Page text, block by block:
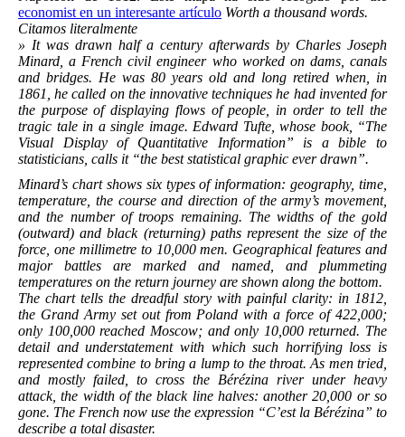
economist en un interesante artículo Worth a thousand words.
Citamos literalmente
» It was drawn half a century afterwards by Charles Joseph
Minard, a French civil engineer who worked on dams, canals
and bridges. He was 80 years old and long retired when, in
1861, he called on the innovative techniques he had invented for
the purpose of displaying flows of people, in order to tell the
tragic tale in a single image. Edward Tufte, whose book, “The
Visual Display of Quantitative Information” is a bible to
statisticians, calls it “the best statistical graphic ever drawn”.
Minard’s chart shows six types of information: geography, time,
temperature, the course and direction of the army’s movement,
and the number of troops remaining. The widths of the gold
(outward) and black (returning) paths represent the size of the
force, one millimetre to 10,000 men. Geographical features and
major battles are marked and named, and plummeting
temperatures on the return journey are shown along the bottom.
The chart tells the dreadful story with painful clarity: in 1812,
the Grand Army set out from Poland with a force of 422,000;
only 100,000 reached Moscow; and only 10,000 returned. The
detail and understatement with which such horrifying loss is
represented combine to bring a lump to the throat. As men tried,
and mostly failed, to cross the Bérézina river under heavy
attack, the width of the black line halves: another 20,000 or so
gone. The French now use the expression “C’est la Bérézina” to
describe a total disaster.